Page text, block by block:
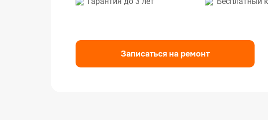
Ремонт
Записаться на ремонт